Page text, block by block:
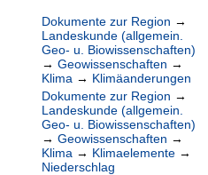
Dokumente zur Region →
Landeskunde (allgemein.
Geo- u. Biowissenschaften)
→ Geowissenschaften →
Klima → Klimäanderungen
Dokumente zur Region →
Landeskunde (allgemein.
Geo- u. Biowissenschaften)
→ Geowissenschaften →
Klima → Klimaelemente →
Niederschlag